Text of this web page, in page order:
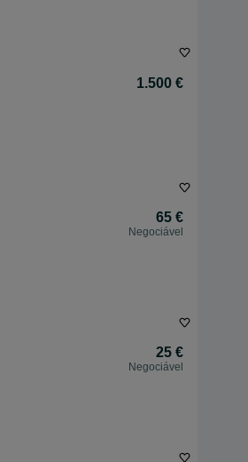
1.500 €
65 €
Negociável
25 €
Negociável